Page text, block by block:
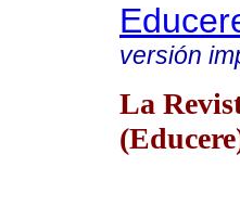
versión
La